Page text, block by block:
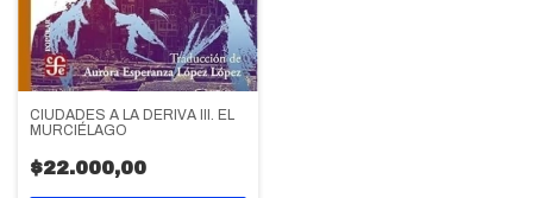
CIUDADES A LA DERIVA III. EL
MURCIÉLAGO
$22.000,00